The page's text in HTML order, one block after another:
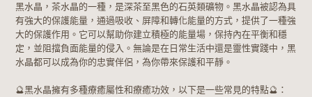
黑水晶，茶水晶的一種，是深茶至黑色的石英類礦物。黑水晶被認為具
有強大的保護能量，通過吸收、屏障和轉化能量的方式，提供了一種強
大的保護作用。它可以幫助你建立積極的能量場，保持內在平衡和穩
定，並阻擋負面能量的侵入。無論是在日常生活中還是靈性實踐中，黑
水晶都可以成為你的忠實伴侶，為你帶來保護和平靜。
🔮黑水晶擁有多種療癒屬性和療癒功效，以下是一些常見的特點🔮：